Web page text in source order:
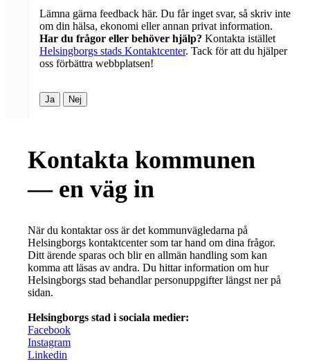
Lämna gärna feedback här. Du får inget svar, så skriv inte
om din hälsa, ekonomi eller annan privat information.
Har du frågor eller behöver hjälp? Kontakta istället
Helsingborgs stads Kontaktcenter. Tack för att du hjälper
oss förbättra webbplatsen!
Ja Nej
Kontakta kommunen
— en väg in
När du kontaktar oss är det kommunvägledarna på
Helsingborgs kontaktcenter som tar hand om dina frågor.
Ditt ärende sparas och blir en allmän handling som kan
komma att läsas av andra. Du hittar information om hur
Helsingborgs stad behandlar personuppgifter längst ner på
sidan.
Helsingborgs stad i sociala medier:
Facebook
Instagram
Linkedin